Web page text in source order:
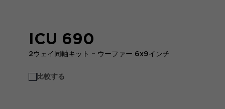
ICU 690
2ウェイ同軸キット – ウーファー 6x9インチ
比較する